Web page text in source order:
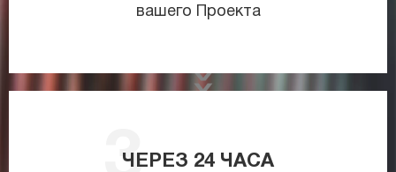
вашего Проекта
ЧЕРЕЗ 24 ЧАСА